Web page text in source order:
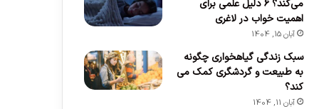
می‌کند؟ ۶ دلیل علمی برای
اهمیت خواب در لاغری
آبان 15, 1404
سبک زندگی گیاهخواری چگونه
به طبیعت و گردشگری کمک می
کند؟
آبان 11, 1404